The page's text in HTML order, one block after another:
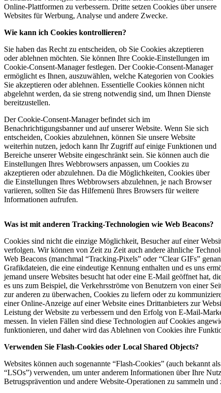
Online-Plattformen zu verbessern. Dritte setzen Cookies über unsere
Websites für Werbung, Analyse und andere Zwecke.
Wie kann ich Cookies kontrollieren?
Sie haben das Recht zu entscheiden, ob Sie Cookies akzeptieren
oder ablehnen möchten. Sie können Ihre Cookie-Einstellungen im
Cookie-Consent-Manager festlegen. Der Cookie-Consent-Manager
ermöglicht es Ihnen, auszuwählen, welche Kategorien von Cookies
Sie akzeptieren oder ablehnen. Essentielle Cookies können nicht
abgelehnt werden, da sie streng notwendig sind, um Ihnen Dienste
bereitzustellen.
Der Cookie-Consent-Manager befindet sich im
Benachrichtigungsbanner und auf unserer Website. Wenn Sie sich
entscheiden, Cookies abzulehnen, können Sie unsere Website
weiterhin nutzen, jedoch kann Ihr Zugriff auf einige Funktionen und
Bereiche unserer Website eingeschränkt sein. Sie können auch die
Einstellungen Ihres Webbrowsers anpassen, um Cookies zu
akzeptieren oder abzulehnen. Da die Möglichkeiten, Cookies über
die Einstellungen Ihres Webbrowsers abzulehnen, je nach Browser
variieren, sollten Sie das Hilfemenü Ihres Browsers für weitere
Informationen aufrufen.
Was ist mit anderen Tracking-Technologien wie Web Beacons?
Cookies sind nicht die einzige Möglichkeit, Besucher auf einer
verfolgen. Wir können von Zeit zu Zeit auch andere ähnliche
Web Beacons (manchmal “Tracking-Pixels” oder “Clear GIFs”
Grafikdateien, die eine eindeutige Kennung enthalten und es uns
jemand unsere Websites besucht hat oder eine E-Mail geöffnet hat,
es uns zum Beispiel, die Verkehrsströme von Benutzern von einer
zur anderen zu überwachen, Cookies zu liefern oder zu
einer Online-Anzeige auf einer Website eines Drittanbieters zur
Leistung der Website zu verbessern und den Erfolg von E-Mail-
messen. In vielen Fällen sind diese Technologien auf Cookies
funktionieren, und daher wird das Ablehnen von Cookies ihre
Verwenden Sie Flash-Cookies oder Local Shared Objects?
Websites können auch sogenannte “Flash-Cookies” (auch bekannt
“LSOs”) verwenden, um unter anderem Informationen über Ihre
Betrugsprävention und andere Website-Operationen zu sammeln und